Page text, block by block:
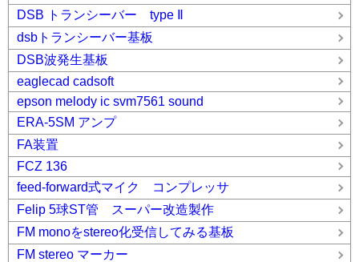
DSB トランシーバー type Ⅱ
dsbトランシーバー基板
DSB波発生基板
eaglecad cadsoft
epson melody ic svm7561 sound
ERA-5SM アンプ
FA装置
FCZ 136
feed-forward式マイク コンプレッサ
Felip 5球ST管 スーパー改造製作
FM monoをstereo化受信してみる基板
FM stereo マーカー